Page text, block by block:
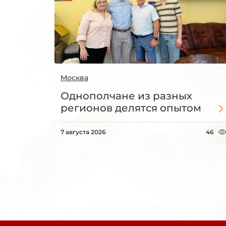
Москва
Однополчане из разных
регионов делятся опытом
7 августа 2026 46